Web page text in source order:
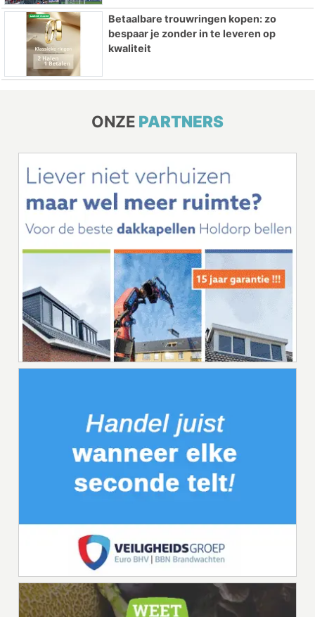
Betaalbare trouwringen kopen: zo
bespaar je zonder in te leveren op
kwaliteit
ONZE PARTNERS